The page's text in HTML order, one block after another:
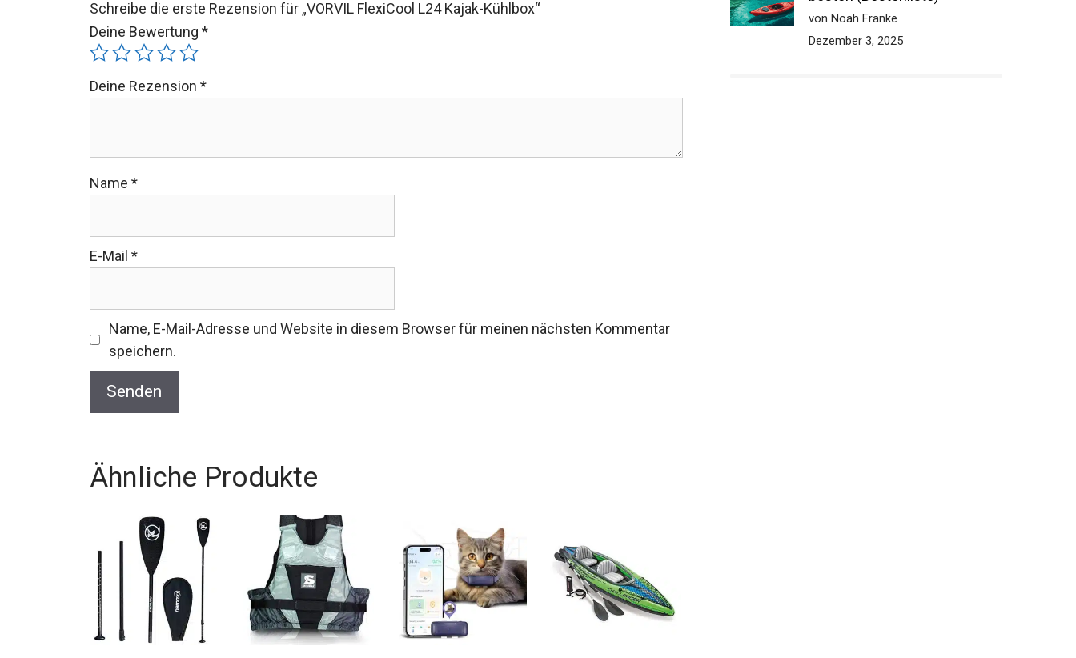
Schreibe die erste Rezension für „VORVIL FlexiCool L24 Kajak-Kühlbox“
Deine Bewertung *
Deine Rezension *
Name *
E-Mail *
Name, E-Mail-Adresse und Website in diesem Browser für meinen nächsten Kommentar
speichern.
Ähnliche Produkte
von Noah Franke
Dezember 3, 2025